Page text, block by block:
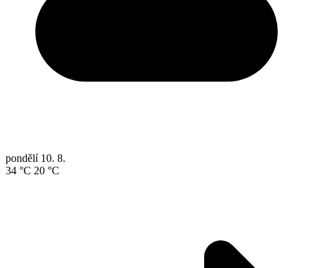
pondělí 10. 8.
34 °C 20 °C